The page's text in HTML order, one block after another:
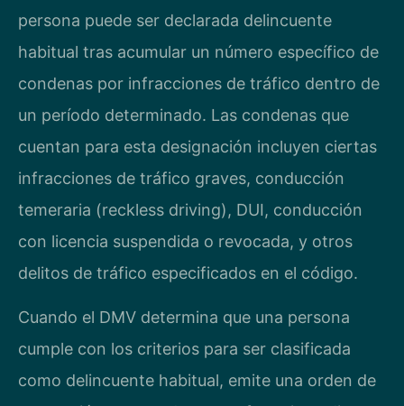
persona puede ser declarada delincuente
habitual tras acumular un número específico de
condenas por infracciones de tráfico dentro de
un período determinado. Las condenas que
cuentan para esta designación incluyen ciertas
infracciones de tráfico graves, conducción
temeraria (reckless driving), DUI, conducción
con licencia suspendida o revocada, y otros
delitos de tráfico especificados en el código.
Cuando el DMV determina que una persona
cumple con los criterios para ser clasificada
como delincuente habitual, emite una orden de